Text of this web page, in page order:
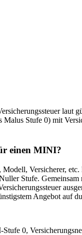
laut
Malus Stufe 0) mit
einen MINI?
Modell, Versicherer,
Stufe.
Angebot auf
Stufe 0,